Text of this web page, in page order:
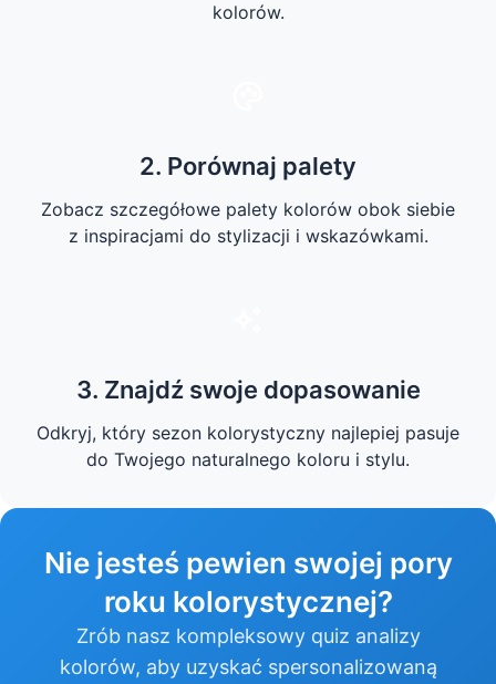
kolorów.
2. Porównaj palety
Zobacz szczegółowe palety kolorów obok siebie
z inspiracjami do stylizacji i wskazówkami.
3. Znajdź swoje dopasowanie
Odkryj, który sezon kolorystyczny najlepiej pasuje
do Twojego naturalnego koloru i stylu.
Nie jesteś pewien swojej pory
roku kolorystycznej?
Zrób nasz kompleksowy quiz analizy
kolorów, aby uzyskać spersonalizowaną